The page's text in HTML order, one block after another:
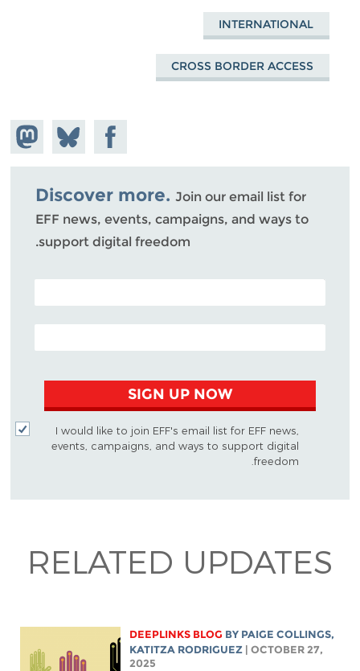
INTERNATIONAL
CROSS BORDER ACCESS
on
Share
on
Bluesky
Share on
Facebook
Discover more. Join our email list for
EFF news, events, campaigns, and ways to
support digital freedom.
POSTAL CODE (OPTIONAL)
EMAIL ADDRESS
SIGN UP NOW
I would like to join EFF's email list for EFF news,
events, campaigns, and ways to support digital
freedom.
RELATED UPDATES
DEEPLINKS BLOG BY PAIGE COLLINGS,
KATITZA RODRIGUEZ
| OCTOBER 27,
2025